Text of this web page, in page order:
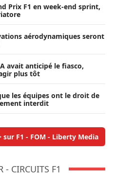
Prix F1 en week-end sprint,
aérodynamiques seront
avait anticipé le fiasco,
plus tôt
les équipes ont le droit de
interdit
sur F1 - FOM - Liberty Media
- CIRCUITS F1